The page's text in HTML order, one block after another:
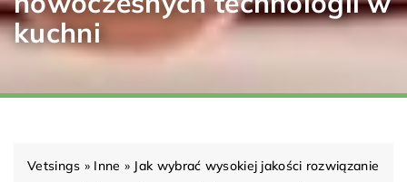
kuchni
Vetsings » Inne » Jak wybrać wysokiej jakości rozwiązanie